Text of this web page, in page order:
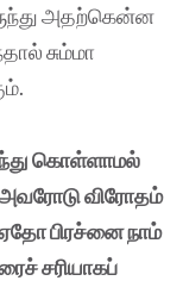
அதற்கென்ன
சும்மா
கொள்ளாமல்
விரோதம்
பிரச்னை நாம்
சரியாகப்